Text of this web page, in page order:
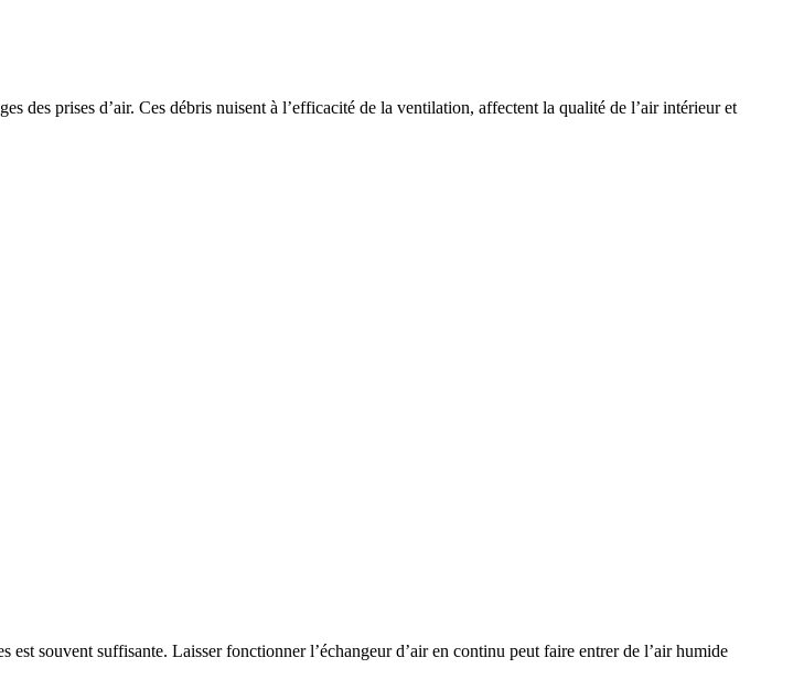
des prises d’air. Ces débris nuisent à l’efficacité de la ventilation, affectent la qualité de l’air intérieur et
souvent suffisante. Laisser fonctionner l’échangeur d’air en continu peut faire entrer de l’air humide